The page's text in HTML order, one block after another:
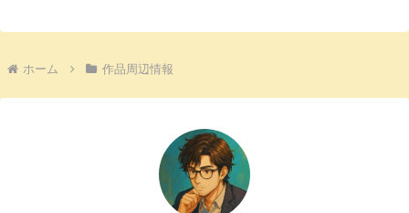
ホーム 作品周辺情報